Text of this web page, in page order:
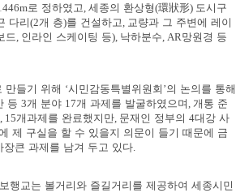
로 정하였고 세종의 환상형(環狀形) 도시구
다리(2개 층)를 건설하고
교량과 그 주변에 레이
드 인라인 스케이팅 등), 낙하분수 , AR망원경 등
만들기 위해 ‘시민감동특별위원회 ’의 논의를 통해
등 3개 분야 17개 과제를 발굴하였으며, 개통 준
, 15개과제를 완료했지만, 문재인 정부의 4대강 사
제 구실을 할 수 있을지 의문이 들기 때문에 금
큰 과제를 남겨 두고 있다.
보행교는 볼거리와 즐길거리를 제공하여 세종시민